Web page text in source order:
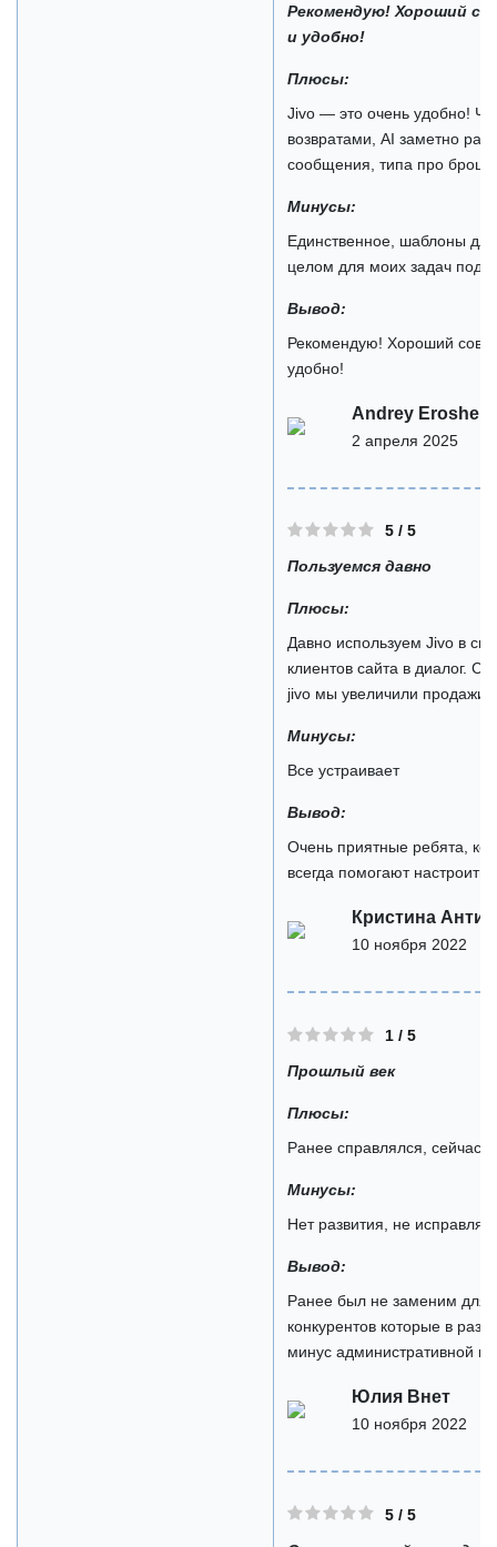
Рекомендую! Хороший
и удобно!
Плюсы:
Jivo — это очень удобно!
возвратами, AI заметно
сообщения, типа про
Минусы:
Единственное, шаблоны
целом для моих задач
Вывод:
Рекомендую! Хороший
удобно!
Andrey
2 апреля 2025
5 / 5
Пользуемся давно
Плюсы:
Давно используем Jivo в
клиентов сайта в диалог.
jivo мы увеличили продажи
Минусы:
Все устраивает
Вывод:
Очень приятные ребята,
всегда помогают
Кристина
10 ноября 2022
1 / 5
Прошлый век
Плюсы:
Ранее справлялся, сейчас
Минусы:
Нет развития, не
Вывод:
Ранее был не заменим для
конкурентов которые в
минус административной
Юлия Внет
10 ноября 2022
5 / 5